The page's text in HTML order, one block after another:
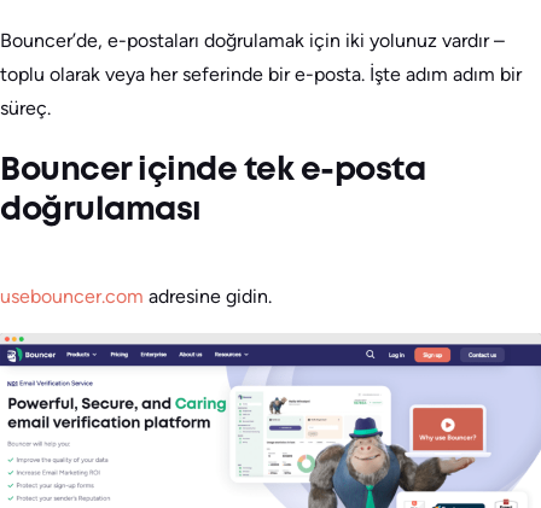
Bouncer’de, e-postaları doğrulamak için iki yolunuz vardır –
toplu olarak veya her seferinde bir e-posta. İşte adım adım bir
süreç.
Bouncer içinde tek e-posta
doğrulaması
usebouncer.com adresine gidin.